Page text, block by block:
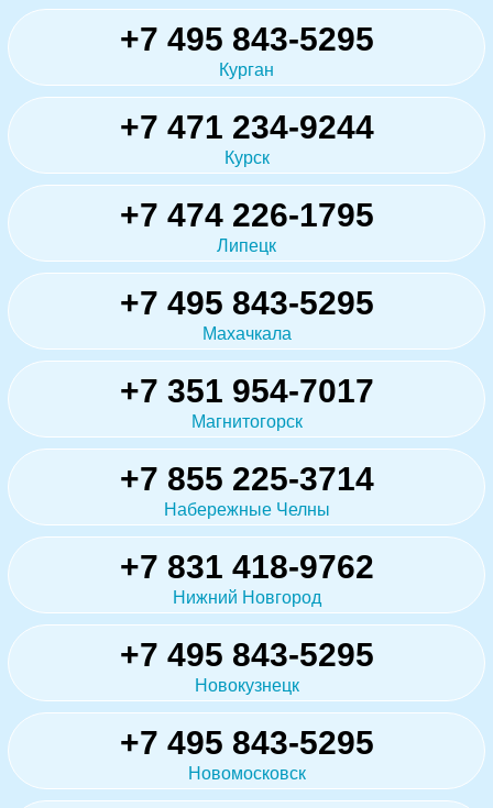
+7 495 843-5295
Курган
+7 471 234-9244
Курск
+7 474 226-1795
Липецк
+7 495 843-5295
Махачкала
+7 351 954-7017
Магнитогорск
+7 855 225-3714
Набережные Челны
+7 831 418-9762
Нижний Новгород
+7 495 843-5295
Новокузнецк
+7 495 843-5295
Новомосковск